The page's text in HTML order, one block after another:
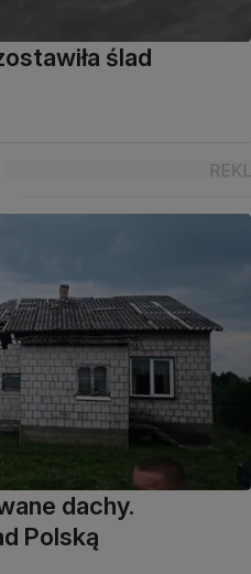
ślad
dachy.
Polską